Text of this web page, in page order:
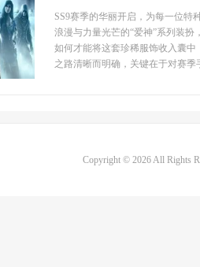
SS9赛季的华丽开启，为每一位特
浪漫与力量光芒的“爱神”系列装
如何才能将这套珍稀服饰收入囊
之路清晰而明确，关键在于对赛季
Copyright © 2026 All Rights